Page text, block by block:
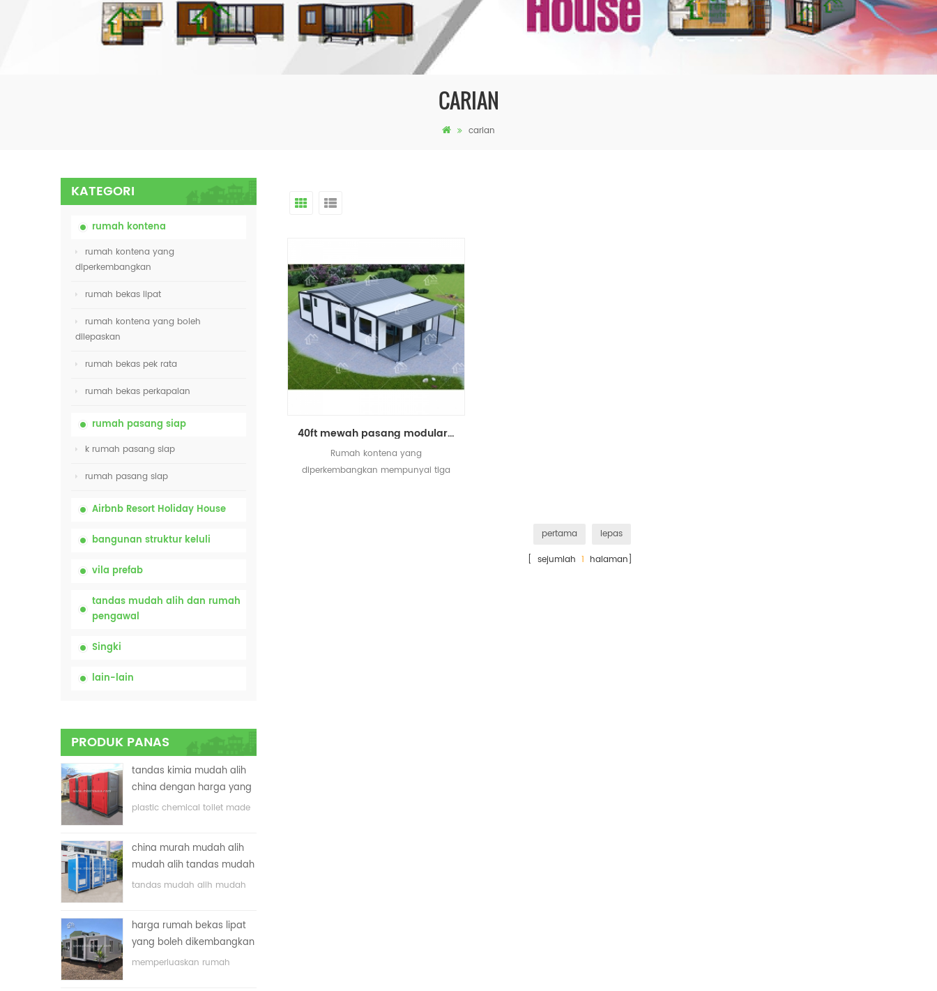
CARIAN
carian
KATEGORI
rumah kontena
rumah kontena yang
diperkembangkan
rumah bekas lipat
rumah kontena yang boleh
dilepaskan
rumah bekas pek rata
rumah bekas perkapalan
rumah pasang siap
k rumah pasang siap
rumah pasang siap
Airbnb Resort Holiday House
bangunan struktur keluli
vila prefab
tandas mudah alih dan rumah
pengawal
Singki
lain-lain
PRODUK PANAS
tandas kimia mudah alih
china dengan harga yang
rendah
plastic chemical toilet made
china murah mudah alih
mudah alih tandas mudah
alih untuk tapak
tandas mudah alih mudah
harga rumah bekas lipat
yang boleh dikembangkan
memperluaskan rumah
40ft mewah pasang modular tiga bilik tidur rumah bekas diperluas
Rumah kontena yang
diperkembangkan mempunyai tiga
pertama
lepas
[ sejumlah1 halaman]
mbshou
se.com